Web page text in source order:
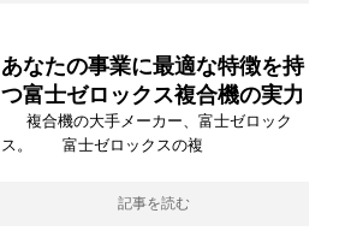
あなたの事業に最適な特徴を持
つ富士ゼロックス複合機の実力
複合機の大手メーカー、富士ゼロック
ス。 富士ゼロックスの複
記事を読む